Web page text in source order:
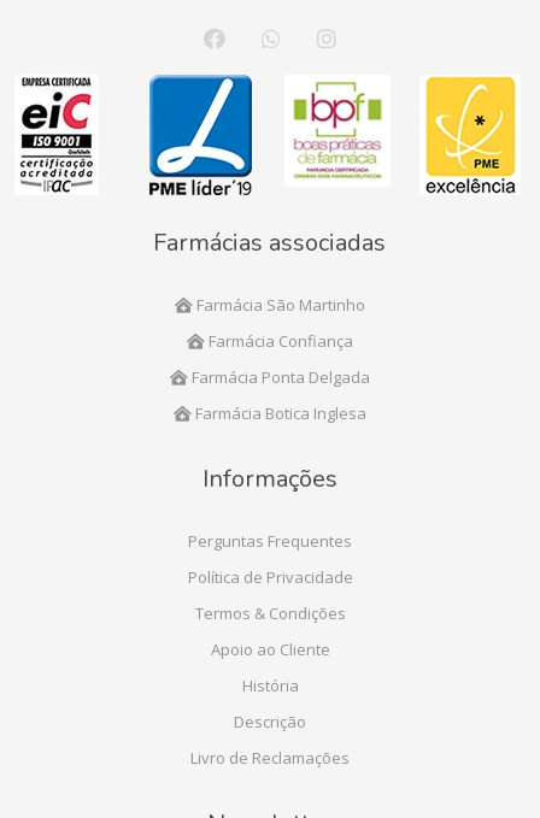
Farmácias associadas
Farmácia São Martinho
Farmácia Confiança
Farmácia Ponta Delgada
Farmácia Botica Inglesa
Informações
Perguntas Frequentes
Política de Privacidade
Termos & Condições
Apoio ao Cliente
História
Descrição
Livro de Reclamações